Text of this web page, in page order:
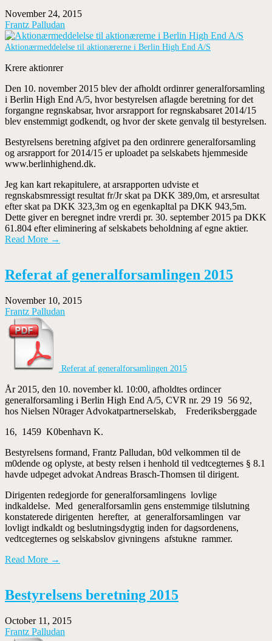
November 24, 2015
Frantz Palludan
Aktionærmeddelelse til aktionærerne i Berlin High End A/S
Krere aktionrer
Den 10. november 2015 blev der afholdt ordinrer generalforsamling
i Berlin High End A/5, hvor bestyrelsen aflagde beretning for det
forgangne regnskabsar, hvor arsrapport for regn­skabsaret 2014/15
blev enstemmigt godkendt, og hvor der skete genvalg til bestyrelsen.
Bestyrelsens beretning afgivet pa den ordinrere generalforsamling
og arsrapport for 2014/15 er uploadet pa selskabets hjemmeside
www.berlinhighend.dk.
Jeg kan kart rekapitulere, at arsrapporten udviste et
regnskabsmressigt resultat fr/Jr skat pa DKK 389,0m, et arsresultat
efter skat pa DKK 323,3m og en egenkapltal pa DKK 943,5m.
Dette giver en beregnet indre vrerdi pr. 30. september 2015 pa DKK
61.804 efter elimine­ring af selskabets beholdning af egne aktier.
Read More →
Referat af generalforsamlingen 2015
November 10, 2015
Frantz Palludan
Referat af generalforsamlingen 2015
År 2015, den 10. november kl. 10:00, afholdtes ordincer
generalforsamling i Berlin High End A/5, CVR nr. 29 19 56 92,
hos Nielsen N0rager Advokatpartnerselskab, Frederiksberggade
16, 1459 K0benhavn K.
Bestyrelsens formand, Frantz Palludan, b0d velkommen til de
m0dende og oplyste, at besty­ relsen i henhold til vedtcegternes § 8.1
havde udpeget advokat Andreas Brasch-Thomsen til dirigent.
Dirigenten redegjorde for generalforsamlingens lovlige
indkaldelse. Med generalforsamlin­ gens enstemmige tilslutning
konstaterede dirigenten herefter, at generalforsamlingen var
lovligt indkaldt og beslutningsdygtig inden for dagsordenens,
vedtcegternes og selskabslov­ givningens afstukne rammer.
Read More →
Bestyrelsens beretning 2015
October 11, 2015
Frantz Palludan